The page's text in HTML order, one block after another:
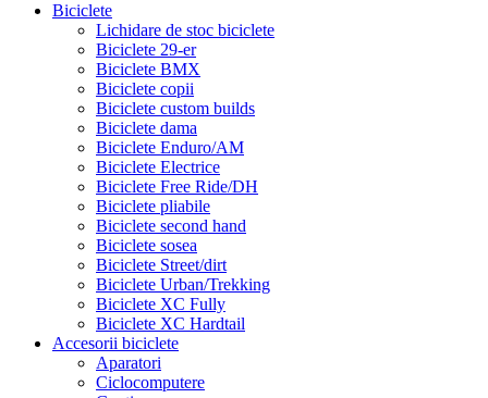
Biciclete
Lichidare de stoc biciclete
Biciclete 29-er
Biciclete BMX
Biciclete copii
Biciclete custom builds
Biciclete dama
Biciclete Enduro/AM
Biciclete Electrice
Biciclete Free Ride/DH
Biciclete pliabile
Biciclete second hand
Biciclete sosea
Biciclete Street/dirt
Biciclete Urban/Trekking
Biciclete XC Fully
Biciclete XC Hardtail
Accesorii biciclete
Aparatori
Ciclocomputere